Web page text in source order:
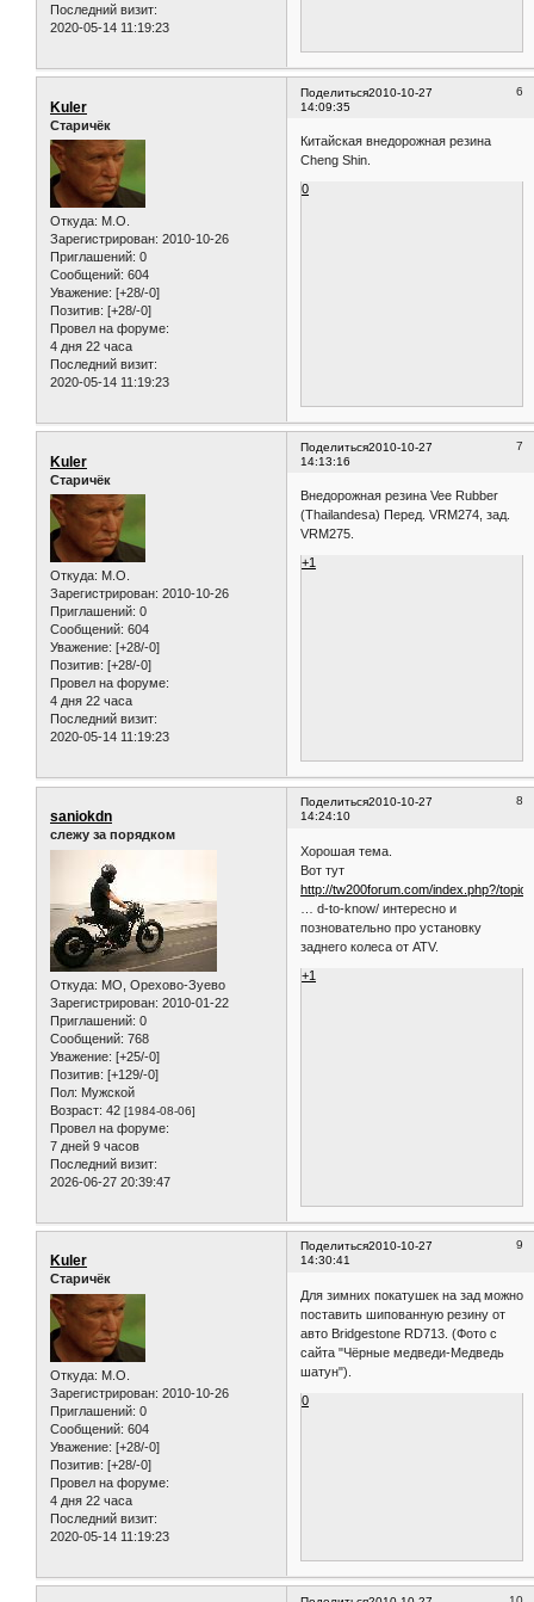
Последний визит:
2020-05-14 11:19:23
Поделиться 6
2010-10-27
14:09:35
Kuler
Старичёк
Откуда: M.O.
Зарегистрирован: 2010-10-26
Приглашений: 0
Сообщений: 604
Уважение: [+28/-0]
Позитив: [+28/-0]
Провел на форуме:
4 дня 22 часа
Последний визит:
2020-05-14 11:19:23
Китайская внедорожная резина
Cheng Shin.
0
Поделиться 7
2010-10-27
14:13:16
Kuler
Старичёк
Откуда: M.O.
Зарегистрирован: 2010-10-26
Приглашений: 0
Сообщений: 604
Уважение: [+28/-0]
Позитив: [+28/-0]
Провел на форуме:
4 дня 22 часа
Последний визит:
2020-05-14 11:19:23
Внедорожная резина Vee Rubber
(Thailandesa) Перед. VRM274, зад.
VRM275.
+1
Поделиться 8
2010-10-27
14:24:10
saniokdn
слежу за порядком
Откуда: МО, Орехово-Зуево
Зарегистрирован: 2010-01-22
Приглашений: 0
Сообщений: 768
Уважение: [+25/-0]
Позитив: [+129/-0]
Пол: Мужской
Возраст: 42 [1984-08-06]
Провел на форуме:
7 дней 9 часов
Последний визит:
2026-06-27 20:39:47
Хорошая тема.
Вот тут
http://tw200forum.com/index.php?/topic/
… d-to-know/ интересно и
позновательно про установку
заднего колеса от ATV.
+1
Поделиться 9
2010-10-27
14:30:41
Kuler
Старичёк
Откуда: M.O.
Зарегистрирован: 2010-10-26
Приглашений: 0
Сообщений: 604
Уважение: [+28/-0]
Позитив: [+28/-0]
Провел на форуме:
4 дня 22 часа
Последний визит:
2020-05-14 11:19:23
Для зимних покатушек на зад можно
поставить шипованную резину от
авто Bridgestone RD713. (Фото с
сайта "Чёрные медведи-Медведь
шатун").
0